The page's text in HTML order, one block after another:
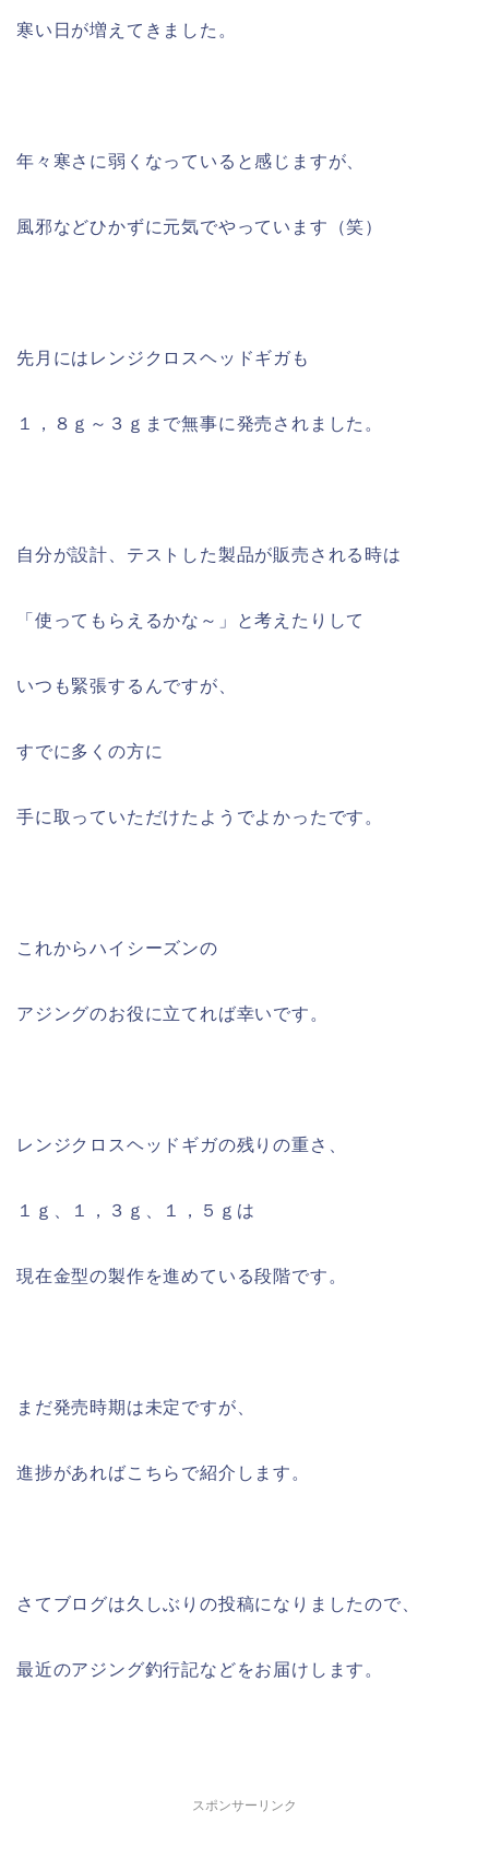
寒い日が増えてきました。
年々寒さに弱くなっていると感じますが、
風邪などひかずに元気でやっています（笑）
先月にはレンジクロスヘッドギガも
１，８ｇ～３ｇまで無事に発売されました。
自分が設計、テストした製品が販売される時は
「使ってもらえるかな～」と考えたりして
いつも緊張するんですが、
すでに多くの方に
手に取っていただけたようでよかったです。
これからハイシーズンの
アジングのお役に立てれば幸いです。
レンジクロスヘッドギガの残りの重さ、
１ｇ、１，３ｇ、１，５ｇは
現在金型の製作を進めている段階です。
まだ発売時期は未定ですが、
進捗があればこちらで紹介します。
さてブログは久しぶりの投稿になりましたので、
最近のアジング釣行記などをお届けします。
スポンサーリンク